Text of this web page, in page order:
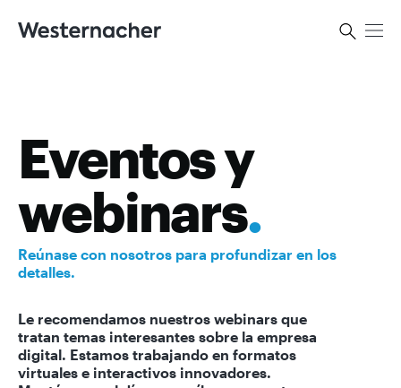
Eventos y
webinars.
Reúnase con nosotros para profundizar en los
detalles.
Le recomendamos nuestros webinars que
tratan temas interesantes sobre la empresa
digital. Estamos trabajando en formatos
virtuales e interactivos innovadores.